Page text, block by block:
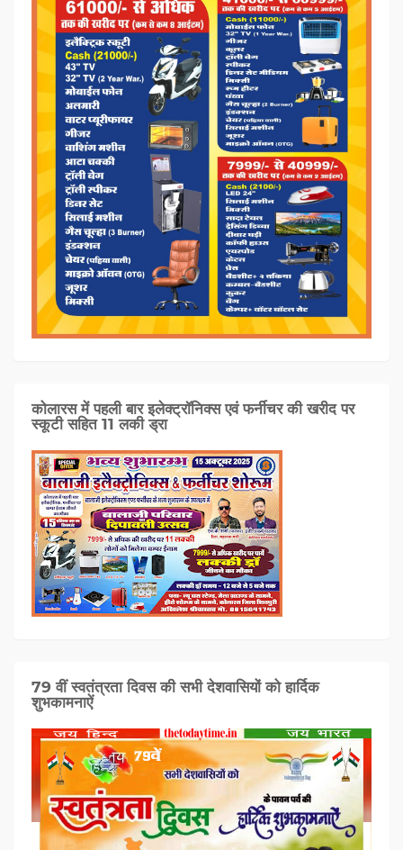
कोलारस में पहली बार इलेक्ट्रॉनिक्स एवं फर्नीचर की खरीद पर
स्कूटी सहित 11 लकी ड्रा
79 वीं स्वतंत्रता दिवस की सभी देशवासियों को हार्दिक
शुभकामनाऐं